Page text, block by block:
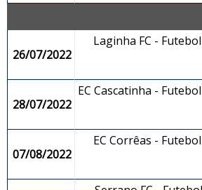
26/07/2022
Laginha FC -
28/07/2022
EC Cascatinha -
07/08/2022
EC Corrêas -